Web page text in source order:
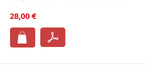
28,00 €